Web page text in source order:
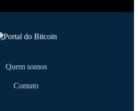
Quem somos
Contato